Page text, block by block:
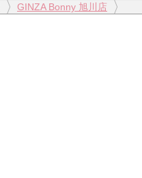
GINZA Bonny 旭川店